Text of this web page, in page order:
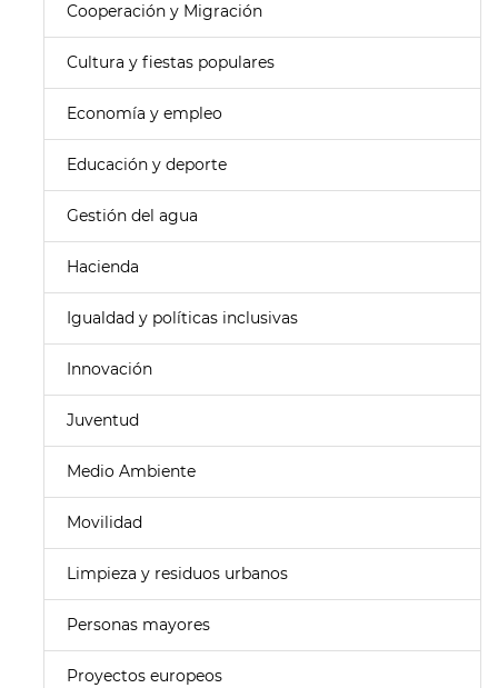
Cooperación y Migración
Cultura y fiestas populares
Economía y empleo
Educación y deporte
Gestión del agua
Hacienda
Igualdad y políticas inclusivas
Innovación
Juventud
Medio Ambiente
Movilidad
Limpieza y residuos urbanos
Personas mayores
Proyectos europeos